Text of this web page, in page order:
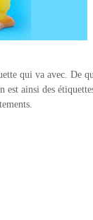
qui va avec. De
ainsi des